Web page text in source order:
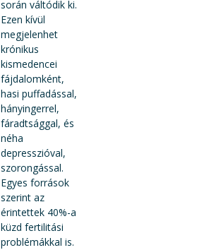
során váltódik ki.
Ezen kívül
megjelenhet
krónikus
kismedencei
fájdalomként,
hasi puffadással,
hányingerrel,
fáradtsággal, és
néha
depresszióval,
szorongással.
Egyes források
szerint az
érintettek 40%-a
küzd fertilitási
problémákkal is.